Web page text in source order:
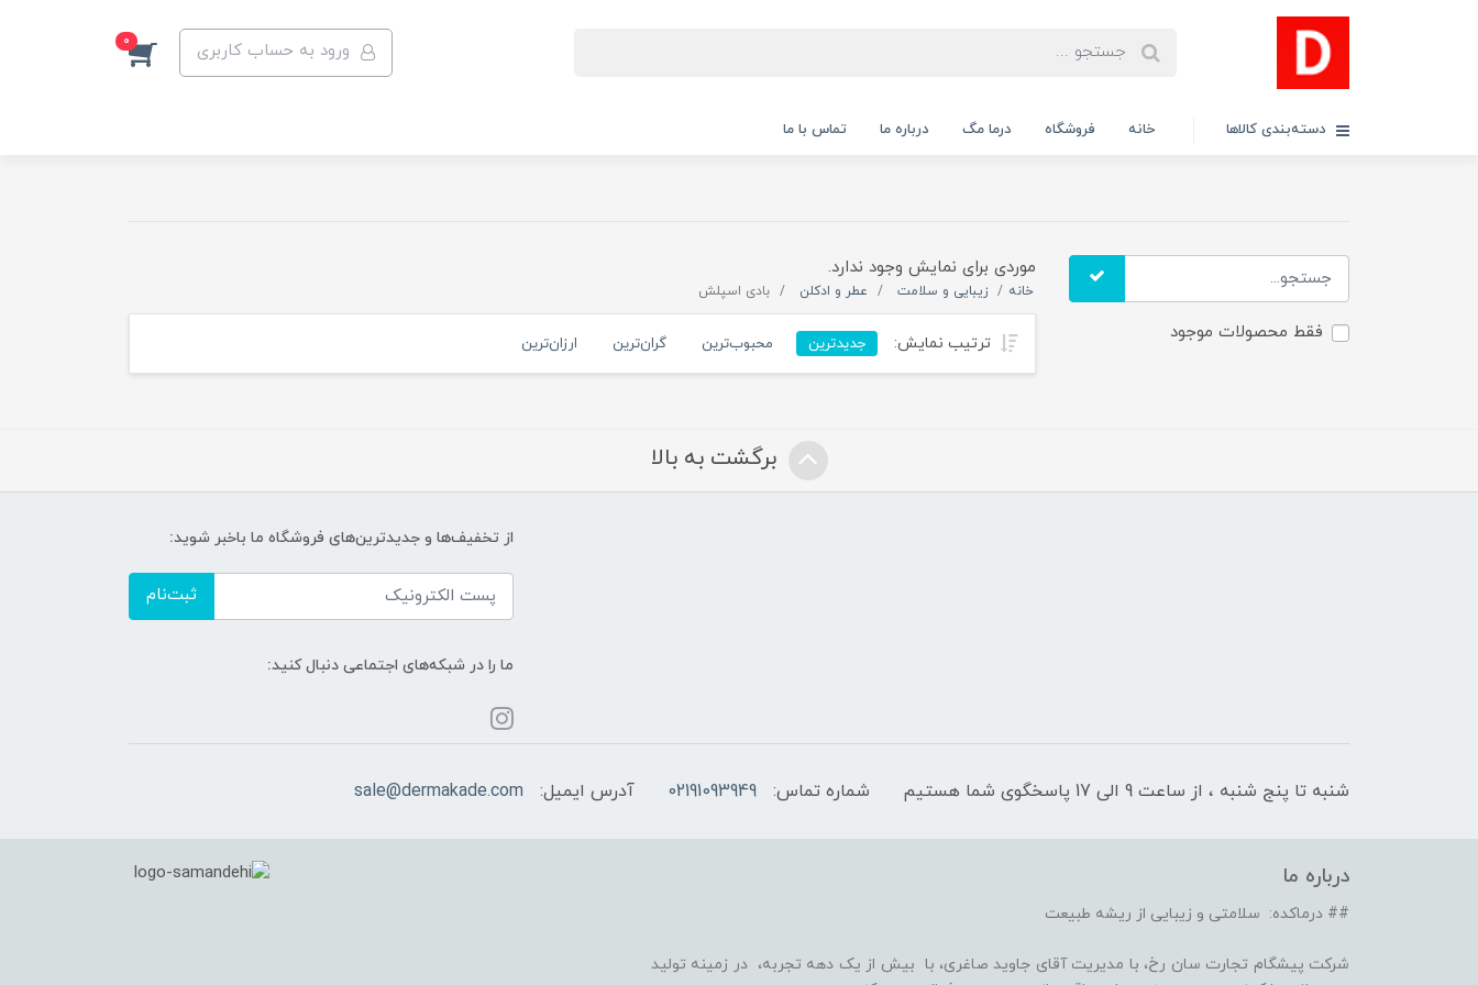
ورود به حساب کاربری 0
دسته‌بندی کالاها خانه فروشگاه درما مگ درباره ما تماس با ما
فقط محصولات موجود
موردی برای نمایش وجود ندارد.
خانه زیبایی و سلامت عطر و ادکلن بادی اسپلش
ترتیب نمایش: جدیدترین محبوب‌ترین گران‌ترین ارزان‌ترین
برگشت به بالا
از تخفیف‌ها و جدیدترین‌های فروشگاه ما باخبر شوید:
ثبت‌نام
ما را در شبکه‌های اجتماعی دنبال کنید:
شنبه تا پنج شنبه ، از ساعت 9 الی 17 پاسخگوی شما هستیم شماره تماس: 02191093949 آدرس ایمیل: sale@dermakade.com
درباره ما
## درماکده: سلامتی و زیبایی از ریشه طبیعت
شرکت پیشگام تجارت سان رخ، با مدیریت آقای جاوید صاغری، با بیش از یک دهه تجربه، در زمینه تولید